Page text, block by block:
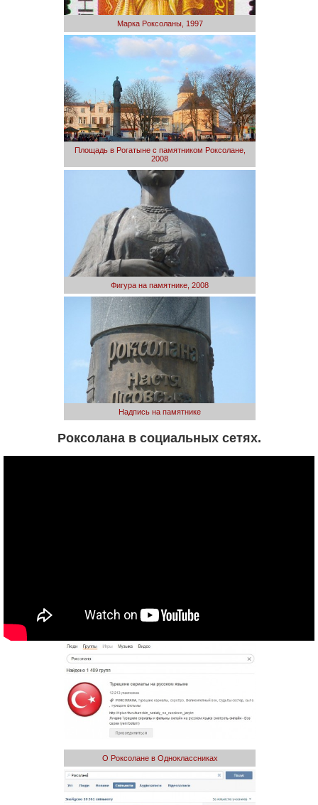
Марка Роксоланы, 1997
Площадь в Рогатыне с памятником Роксолане,
2008
Фигура на памятнике, 2008
Надпись на памятнике
Роксолана в социальных сетях.
О Роксолане в Одноклассниках